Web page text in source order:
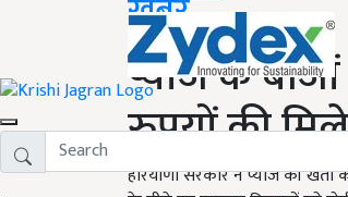
प्याज के
रुपयों की
हरियाणा सरकार ने प्याज की